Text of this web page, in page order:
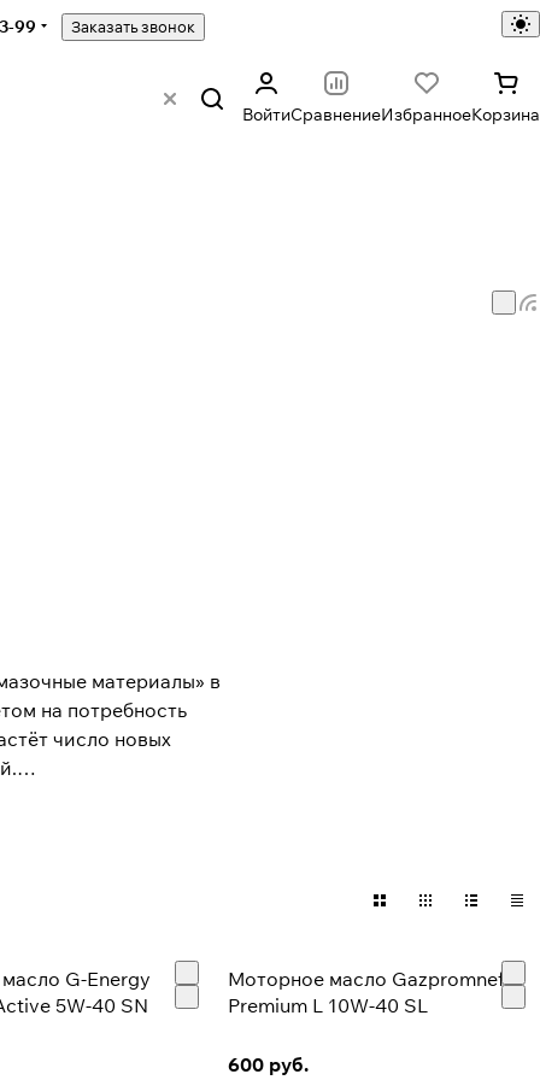
99 Заказать звонок
ВойтиСравнениеИзбранноеКорзина
материалы» в
на потребность
число новых
так и за рубежом.
G-Energy
5W-40 SN
Моторное масло Gazpromneft
Premium L 10W-40 SL
600 руб.